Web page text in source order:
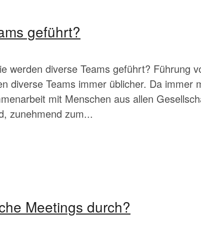
geführt?
werden diverse Teams geführt? Führung
diverse Teams immer üblicher. Da immer
mit Menschen aus allen
zunehmend zum...
Meetings durch?